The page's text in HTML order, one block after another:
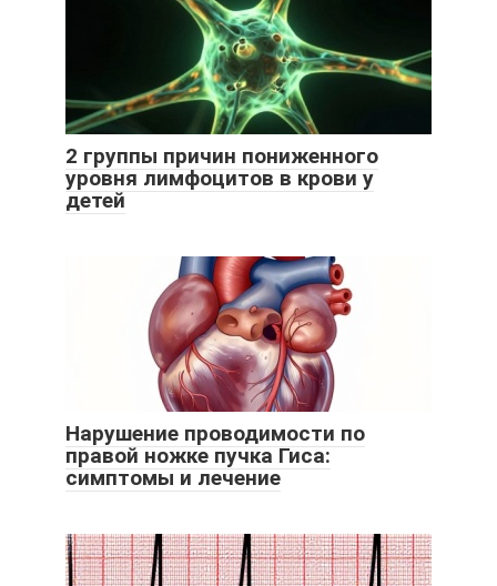
2 группы причин пониженного
уровня лимфоцитов в крови у
детей
Нарушение проводимости по
правой ножке пучка Гиса:
симптомы и лечение